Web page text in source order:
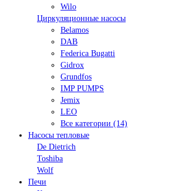
Wilo
Циркуляционные насосы
Belamos
DAB
Federica Bugatti
Gidrox
Grundfos
IMP PUMPS
Jemix
LEO
Все категории (14)
Насосы тепловые
De Dietrich
Toshiba
Wolf
Печи